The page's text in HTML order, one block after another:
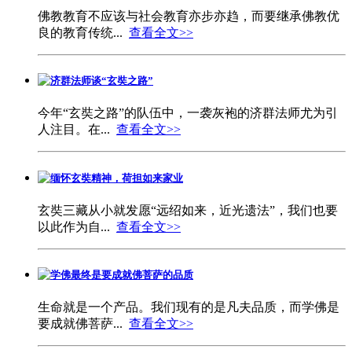
佛教教育不应该与社会教育亦步亦趋，而要继承佛教优
良的教育传统... 查看全文>>
济群法师谈“玄奘之路”
今年“玄奘之路”的队伍中，一袭灰袍的济群法师尤为引
人注目。在... 查看全文>>
缅怀玄奘精神，荷担如来家业
玄奘三藏从小就发愿“远绍如来，近光遗法”，我们也要
以此作为自... 查看全文>>
学佛最终是要成就佛菩萨的品质
生命就是一个产品。我们现有的是凡夫品质，而学佛是
要成就佛菩萨... 查看全文>>